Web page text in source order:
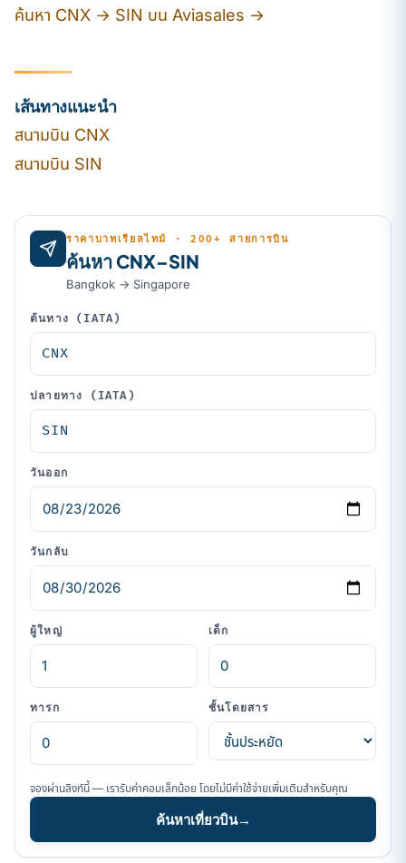
ค้นหา CNX → SIN บน Aviasales →
เส้นทางแนะนำ
สนามบิน CNX
สนามบิน SIN
ราคาบาทเรียลไทม์ · 200+ สายการบิน
ค้นหา CNX–SIN
Bangkok → Singapore
ต้นทาง (IATA)
ปลายทาง (IATA)
วันออก
วันกลับ
ผู้ใหญ่ เด็ก
ทารก ชั้นโดยสาร
จองผ่านลิงก์นี้ — เรารับค่าคอมเล็กน้อย โดยไม่มีค่าใช้จ่ายเพิ่มเติมสำหรับคุณ
ค้นหาเที่ยวบิน→